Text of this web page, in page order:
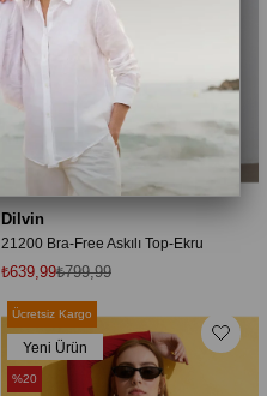
Dilvin
21200 Bra-Free Askılı Top-Ekru
₺639,99₺799,99
Ücretsiz Kargo
Yeni Ürün
%20